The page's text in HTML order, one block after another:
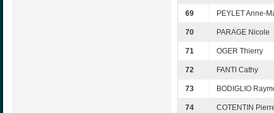
69 PEYLET Anne-
70 PARAGE Nicole
71 OGER Thierry
72 FANTI Cathy
73 BODIGLIO
74 COTENTIN